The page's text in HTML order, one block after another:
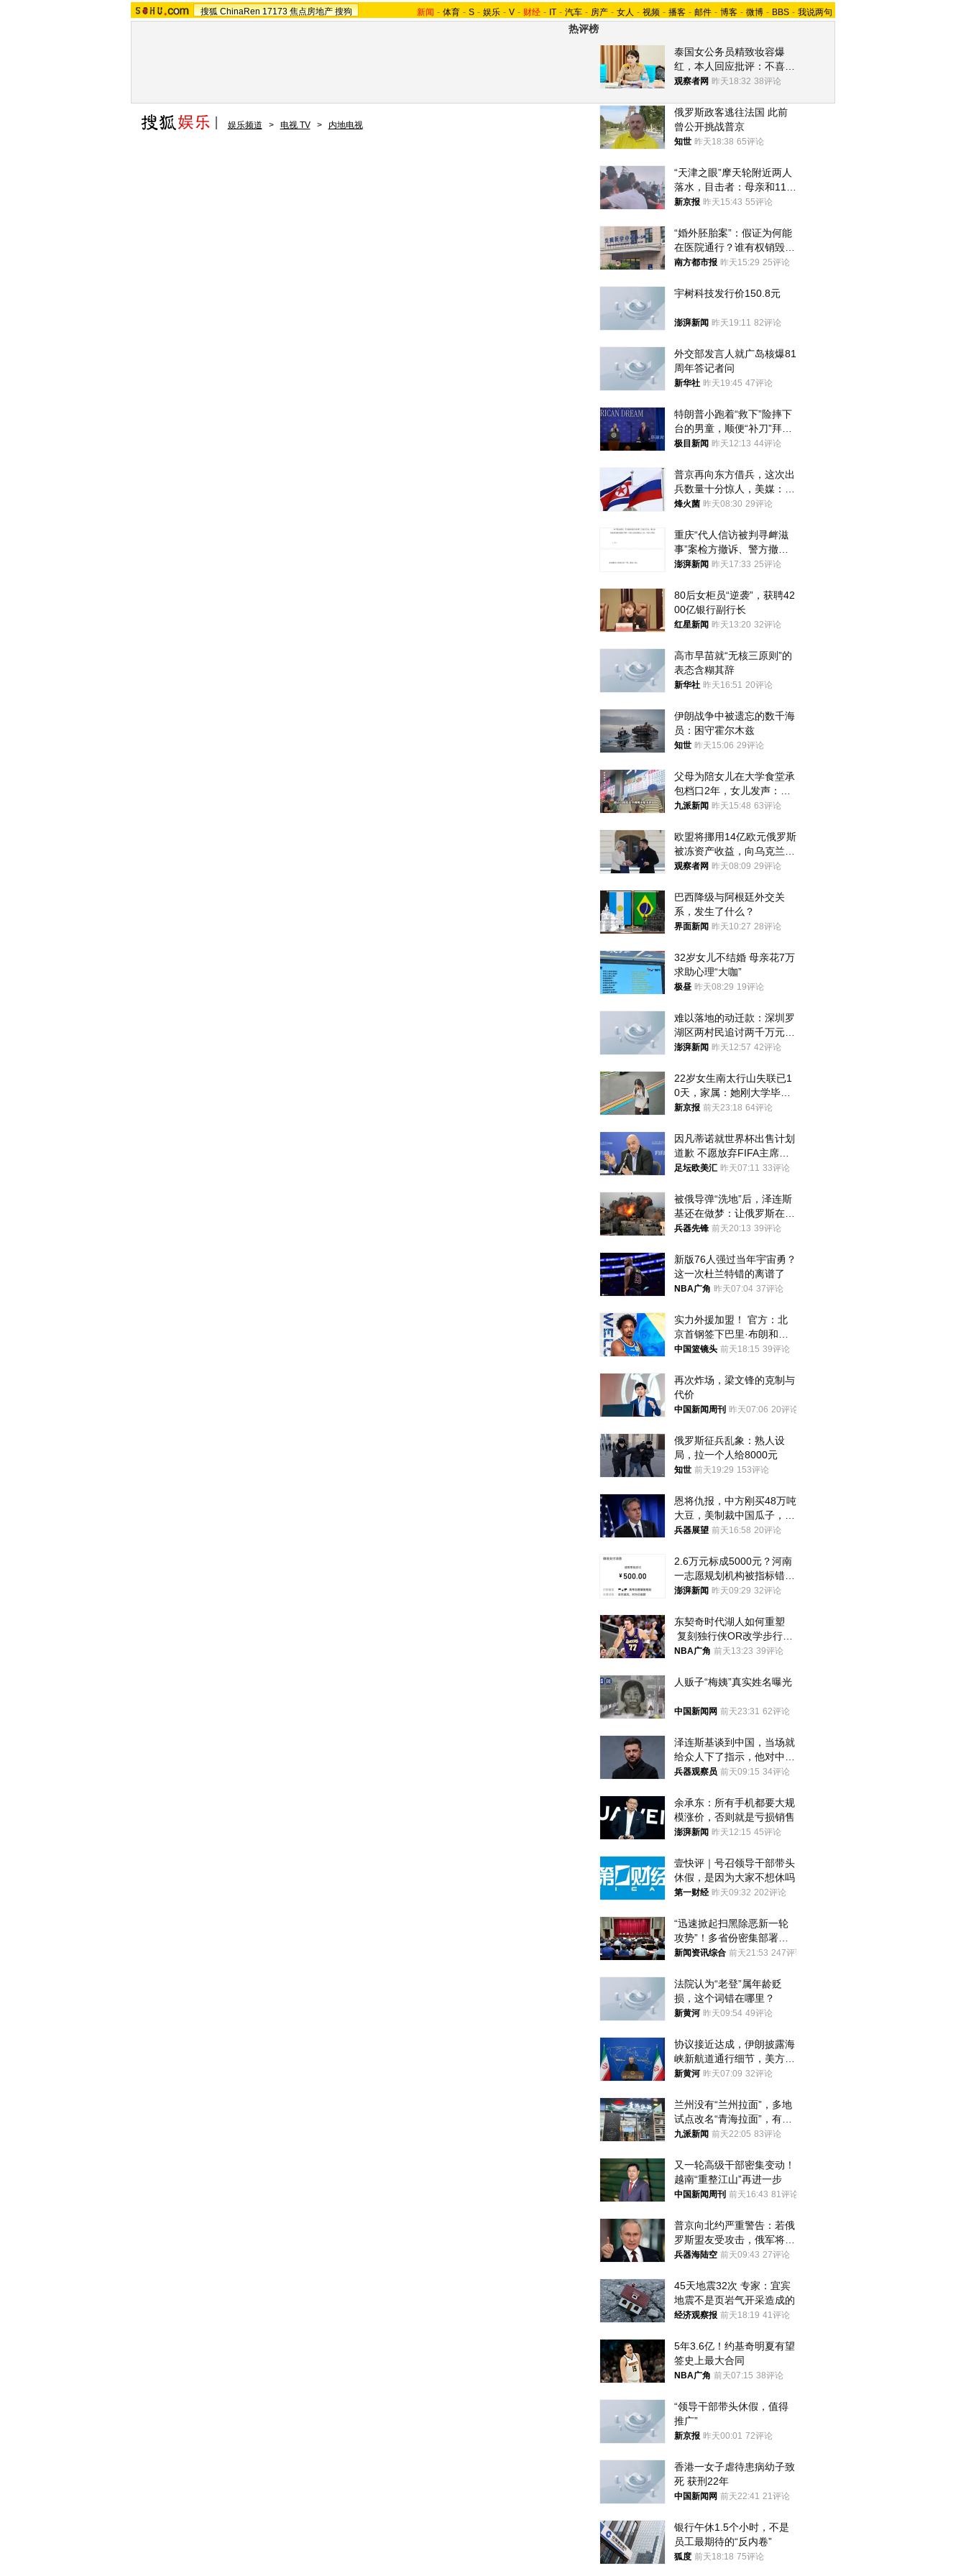
搜狐 ChinaRen 17173 焦点房地产 搜狗 新闻 - 体育 - S - 娱乐 - V - 财经 - IT - 汽车 - 房产 - 女人 - 视频 - 播客 - 邮件 - 博客 - 微博 - BBS - 我说两句
热评榜
泰国女公务员精致妆容爆
红，本人回应批评：不喜欢
就别看
观察者网 昨天18:32 38评论
俄罗斯政客逃往法国 此前
曾公开挑战普京
知世 昨天18:38 65评论
“天津之眼”摩天轮附近两人
落水，目击者：母亲和11岁
儿子先后被打捞上岸
新京报 昨天15:43 55评论
“婚外胚胎案”：假证为何能
在医院通行？谁有权销毁胚
胎？
南方都市报 昨天15:29 25评论
宇树科技发行价150.8元
澎湃新闻 昨天19:11 82评论
外交部发言人就广岛核爆81
周年答记者问
新华社 昨天19:45 47评论
特朗普小跑着“救下”险摔下
台的男童，顺便“补刀”拜
登：“我可不想他像拜登一
极目新闻 昨天12:13 44评论
普京再向东方借兵，这次出
兵数量十分惊人，美媒：俄
朝要动真格？
烽火菌 昨天08:30 29评论
重庆“代人信访被判寻衅滋
事”案检方撤诉、警方撤
案，两被告人获国赔
澎湃新闻 昨天17:33 25评论
80后女柜员“逆袭”，获聘42
00亿银行副行长
红星新闻 昨天13:20 32评论
高市早苗就“无核三原则”的
表态含糊其辞
新华社 昨天16:51 20评论
伊朗战争中被遗忘的数千海
员：困守霍尔木兹
知世 昨天15:06 29评论
父母为陪女儿在大学食堂承
包档口2年，女儿发声：初
衷是为了陪伴，毕业后将不
九派新闻 昨天15:48 63评论
欧盟将挪用14亿欧元俄罗斯
被冻资产收益，向乌克兰提
供援助
观察者网 昨天08:09 29评论
巴西降级与阿根廷外交关
系，发生了什么？
界面新闻 昨天10:27 28评论
32岁女儿不结婚 母亲花7万
求助心理“大咖”
极昼 昨天08:29 19评论
难以落地的动迁款：深圳罗
湖区两村民追讨两千万元动
迁款八年未果
澎湃新闻 昨天12:57 42评论
22岁女生南太行山失联已1
0天，家属：她刚大学毕业
想到山里旅行
新京报 前天23:18 64评论
因凡蒂诺就世界杯出售计划
道歉 不愿放弃FIFA主席职
位
足坛欧美汇 昨天07:11 33评论
被俄导弹“洗地”后，泽连斯
基还在做梦：让俄罗斯在冬
季前求和？
兵器先锋 前天20:13 39评论
新版76人强过当年宇宙勇？
这一次杜兰特错的离谱了
NBA广角 昨天07:04 37评论
实力外援加盟！ 官方：北
京首钢签下巴里·布朗和桑
普森
中国篮镜头 前天18:15 39评论
再次炸场，梁文锋的克制与
代价
中国新闻周刊 昨天07:06 20评论
俄罗斯征兵乱象：熟人设
局，拉一个人给8000元
知世 前天19:29 153评论
恩将仇报，中方刚买48万吨
大豆，美制裁中国瓜子，布
林肯措辞变了
兵器展望 前天16:58 20评论
2.6万元标成5000元？河南
一志愿规划机构被指标错学
费致考生复读
澎湃新闻 昨天09:29 32评论
东契奇时代湖人如何重塑
复刻独行侠OR改学步行
者？
NBA广角 前天13:23 39评论
人贩子“梅姨”真实姓名曝光
中国新闻网 前天23:31 62评论
泽连斯基谈到中国，当场就
给众人下了指示，他对中国
和中乌关系，显然又有了新
兵器观察员 前天09:15 34评论
余承东：所有手机都要大规
模涨价，否则就是亏损销售
澎湃新闻 昨天12:15 45评论
壹快评｜号召领导干部带头
休假，是因为大家不想休吗
第一财经 昨天09:32 202评论
“迅速掀起扫黑除恶新一轮
攻势”！多省份密集部署，
公布举报方式
新闻资讯综合 前天21:53 247评论
法院认为“老登”属年龄贬
损，这个词错在哪里？
新黄河 昨天09:54 49评论
协议接近达成，伊朗披露海
峡新航道通行细节，美方再
提“倒计时”
新黄河 昨天07:09 32评论
兰州没有“兰州拉面”，多地
试点改名“青海拉面”，有商
家改名已两年
九派新闻 前天22:05 83评论
又一轮高级干部密集变动！
越南“重整江山”再进一步
中国新闻周刊 前天16:43 81评论
普京向北约严重警告：若俄
罗斯盟友受攻击，俄军将动
用核武器保护
兵器海陆空 前天09:43 27评论
45天地震32次 专家：宜宾
地震不是页岩气开采造成的
经济观察报 前天18:19 41评论
5年3.6亿！约基奇明夏有望
签史上最大合同
NBA广角 前天07:15 38评论
“领导干部带头休假，值得
推广”
新京报 昨天00:01 72评论
香港一女子虐待患病幼子致
死 获刑22年
中国新闻网 前天22:41 21评论
银行午休1.5个小时，不是
员工最期待的“反内卷”
狐度 前天18:18 75评论
娱乐频道 > 电视 TV > 内地电视